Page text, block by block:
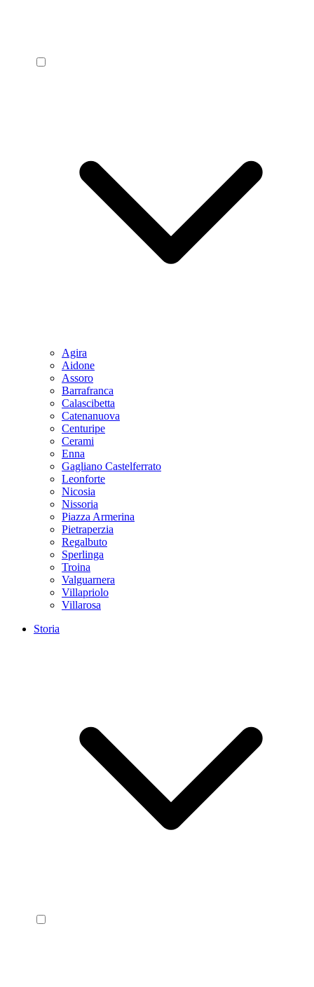
Agira
Aidone
Assoro
Barrafranca
Calascibetta
Catenanuova
Centuripe
Cerami
Enna
Gagliano Castelferrato
Leonforte
Nicosia
Nissoria
Piazza Armerina
Pietraperzia
Regalbuto
Sperlinga
Troina
Valguarnera
Villapriolo
Villarosa
Storia